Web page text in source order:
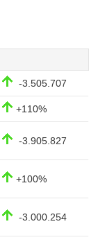
-3.505.707
+110%
-3.905.827
+100%
-3.000.254